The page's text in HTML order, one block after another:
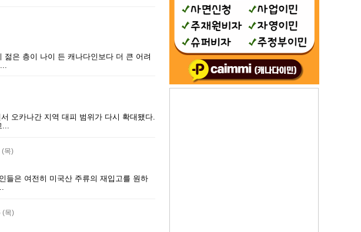
은 층이 나이 든 캐나다인보다 더 큰 어려
오카나간 지역 대피 범위가 다시 확대됐다.
...
목)
들은 여전히 ​​미국산 주류의 재입고를 원하
(목)